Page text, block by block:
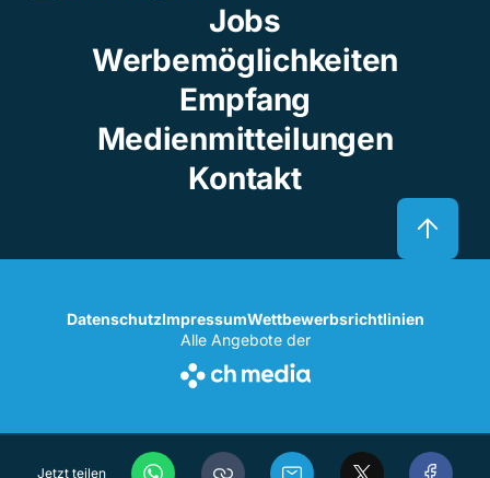
Jetzt teilen
Jobs
Werbemöglichkeiten
Empfang
Medienmitteilungen
Kontakt
DatenschutzImpressumWettbewerbsrichtlinien
Alle Angebote der